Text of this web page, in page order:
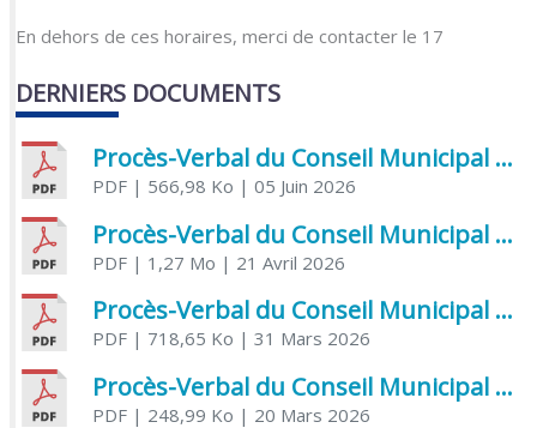
En dehors de ces horaires, merci de contacter le 17
DERNIERS DOCUMENTS
Procès-Verbal du Conseil Municipal du 5 juin 2026
PDF| 566,98 Ko | 05 Juin 2026
Procès-Verbal du Conseil Municipal du 21 avril 2026
PDF| 1,27 Mo | 21 Avril 2026
Procès-Verbal du Conseil Municipal du 31 mars 2026
PDF| 718,65 Ko | 31 Mars 2026
Procès-Verbal du Conseil Municipal du 20 mars 2026
PDF| 248,99 Ko | 20 Mars 2026